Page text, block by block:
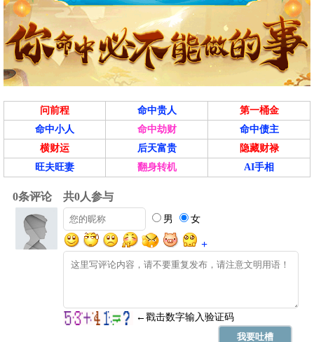
问前程 命中贵人
第一桶金
命中小人
命中劫财
命中债主
横财运
后天富贵
隐藏财禄
旺夫旺妻
翻身转机 AI手相